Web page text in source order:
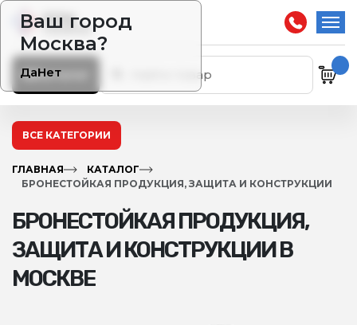
Ваш город
Москва?
ДаНет
Каталог
ВСЕ КАТЕГОРИИ
ГЛАВНАЯ
КАТАЛОГ
БРОНЕСТОЙКАЯ ПРОДУКЦИЯ, ЗАЩИТА И КОНСТРУКЦИИ
БРОНЕСТОЙКАЯ ПРОДУКЦИЯ,
ЗАЩИТА И КОНСТРУКЦИИ В
МОСКВЕ